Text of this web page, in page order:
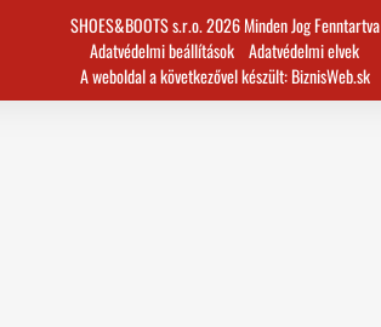
SHOES&BOOTS s.r.o. 2026 Minden Jog Fenntartva
Adatvédelmi beállítások Adatvédelmi elvek
A weboldal a következővel készült:BiznisWeb.sk